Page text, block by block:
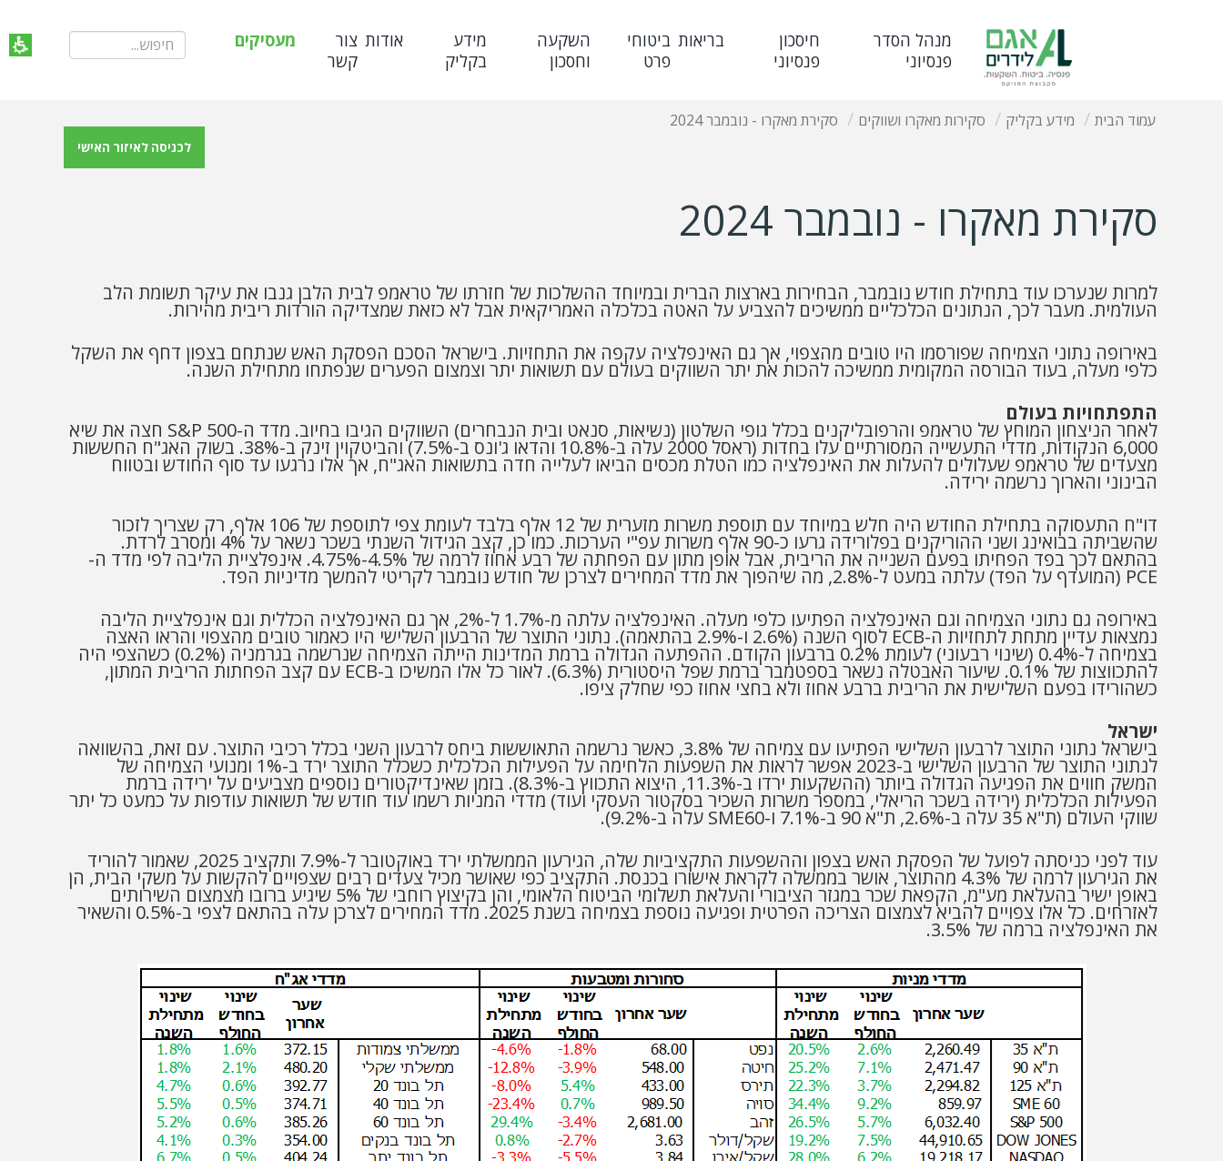
מנהל הסדר
פנסיוני
חיסכון
פנסיוני
בריאות ביטוחי
פרט
השקעה
וחסכון
מידע
בקליק
אודות צור
קשר
מעסיקים
לכניסה לאיזור האישי
עמוד הבית מידע בקליק סקירות מאקרו ושווקים סקירת מאקרו - נובמבר 2024
סקירת מאקרו - נובמבר 2024
למרות שנערכו עוד בתחילת חודש נובמבר, הבחירות בארצות הברית ובמיוחד ההשלכות של חזרתו של טראמפ לבית הלבן גנבו את עיקר תשומת הלב
העולמית. מעבר לכך, הנתונים הכלכליים ממשיכים להצביע על האטה בכלכלה האמריקאית אבל לא כזאת שמצדיקה הורדות ריבית מהירות.
באירופה נתוני הצמיחה שפורסמו היו טובים מהצפוי, אך גם האינפלציה עקפה את התחזיות. בישראל הסכם הפסקת האש שנתחם בצפון דחף את השקל
כלפי מעלה, בעוד הבורסה המקומית ממשיכה להכות את יתר השווקים בעולם עם תשואות יתר וצמצום הפערים שנפתחו מתחילת השנה.
התפתחויות בעולם
לאחר הניצחון המוחץ של טראמפ והרפובליקנים בכלל גופי השלטון (נשיאות, סנאט ובית הנבחרים) השווקים הגיבו בחיוב. מדד ה-S&P 500 חצה את שיא
6,000 הנקודות, מדדי התעשייה המסורתיים עלו בחדות (ראסל 2000 עלה ב-10.8% והדאו ג'ונס ב-7.5%) והביטקוין זינק ב-38%. בשוק האג"ח החששות
מצעדים של טראמפ שעלולים להעלות את האינפלציה כמו הטלת מכסים הביאו לעלייה חדה בתשואות האג"ח, אך אלו נרגעו עד סוף החודש ובטווח
הבינוני והארוך נרשמה ירידה.
דו"ח התעסוקה בתחילת החודש היה חלש במיוחד עם תוספת משרות מזערית של 12 אלף בלבד לעומת צפי לתוספת של 106 אלף, רק שצריך לזכור
שהשביתה בבואינג ושני ההוריקנים בפלורידה גרעו כ-90 אלף משרות עפ"י הערכות. כמו כן, קצב הגידול השנתי בשכר נשאר על 4% ומסרב לרדת.
בהתאם לכך בפד הפחיתו בפעם השנייה את הריבית, אבל אופן מתון עם הפחתה של רבע אחוז לרמה של 4.5%-4.75%. אינפלציית הליבה לפי מדד ה-
PCE (המועדף על הפד) עלתה במעט ל-2.8%, מה שיהפוך את מדד המחירים לצרכן של חודש נובמבר לקריטי להמשך מדיניות הפד.
באירופה גם נתוני הצמיחה וגם האינפלציה הפתיעו כלפי מעלה. האינפלציה עלתה מ-1.7% ל-2%, אך גם האינפלציה הכללית וגם אינפלציית הליבה
נמצאות עדיין מתחת לתחזיות ה-ECB לסוף השנה (2.6% ו-2.9% בהתאמה). נתוני התוצר של הרבעון השלישי היו כאמור טובים מהצפוי והראו האצה
בצמיחה ל-0.4% (שינוי רבעוני) לעומת 0.2% ברבעון הקודם. ההפתעה הגדולה ברמת המדינות הייתה הצמיחה שנרשמה בגרמניה (0.2%) כשהצפי היה
להתכווצות של 0.1%. שיעור האבטלה נשאר בספטמבר ברמת שפל היסטורית (6.3%). לאור כל אלו המשיכו ב-ECB עם קצב הפחתות הריבית המתון,
כשהורידו בפעם השלישית את הריבית ברבע אחוז ולא בחצי אחוז כפי שחלק ציפו.
ישראל
בישראל נתוני התוצר לרבעון השלישי הפתיעו עם צמיחה של 3.8%, כאשר נרשמה התאוששות ביחס לרבעון השני בכלל רכיבי התוצר. עם זאת, בהשוואה
לנתוני התוצר של הרבעון השלישי ב-2023 אפשר לראות את השפעות הלחימה על הפעילות הכלכלית כשכלל התוצר ירד ב-1% ומנועי הצמיחה של
המשק חווים את הפגיעה הגדולה ביותר (ההשקעות ירדו ב-11.3%, היצוא התכווץ ב-8.3%). בזמן שאינדיקטורים נוספים מצביעים על ירידה ברמת
הפעילות הכלכלית (ירידה בשכר הריאלי, במספר משרות השכיר בסקטור העסקי ועוד) מדדי המניות רשמו עוד חודש של תשואות עודפות על כמעט כל יתר
שווקי העולם (ת"א 35 עלה ב-2.6%, ת"א 90 ב-7.1% ו-SME60 עלה ב-9.2%).
עוד לפני כניסתה לפועל של הפסקת האש בצפון וההשפעות התקציביות שלה, הגירעון הממשלתי ירד באוקטובר ל-7.9% ותקציב 2025, שאמור להוריד
את הגירעון לרמה של 4.3% מהתוצר, אושר בממשלה לקראת אישורו בכנסת. התקציב כפי שאושר מכיל צעדים רבים שצפויים להקשות על משקי הבית, הן
באופן ישיר בהעלאת מע"מ, הקפאת שכר במגזר הציבורי והעלאת תשלומי הביטוח הלאומי, והן בקיצוץ רוחבי של 5% שיגיע ברובו מצמצום השירותים
לאזרחים. כל אלו צפויים להביא לצמצום הצריכה הפרטית ופגיעה נוספת בצמיחה בשנת 2025. מדד המחירים לצרכן עלה בהתאם לצפי ב-0.5% והשאיר
את האינפלציה ברמה של 3.5%.